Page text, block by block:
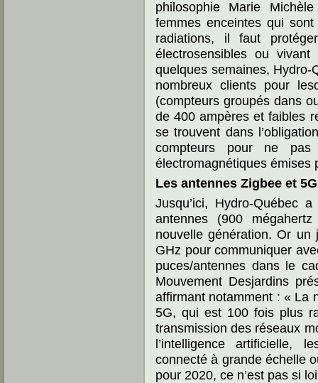
philosophie Marie
femmes enceintes qui
radiations, il faut
électrosensibles ou
quelques semaines, Hydro-
nombreux clients pour
(compteurs groupés dans
de 400 ampères et faibles
se trouvent dans
compteurs pour ne pas
électromagnétiques émises
Les antennes Zigbee et
Jusqu’ici, Hydro-Québec
antennes (900
nouvelle génération. Or un
GHz pour communiquer
puces/antennes dans le
Mouvement Desjardins
affirmant notamment : « La
5G, qui est 100 fois plus
transmission des réseaux
l’intelligence artificielle,
connecté à grande échelle
pour 2020, ce n’est pas si